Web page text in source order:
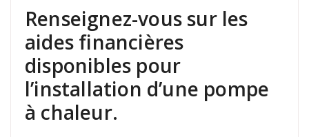
Renseignez-vous sur les
aides financières
disponibles pour
l’installation d’une pompe
à chaleur.